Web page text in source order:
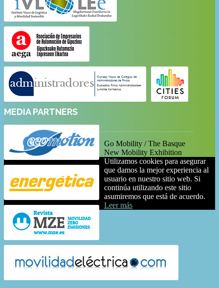
MEDIA PARTNERS
Go Mobility / The Basque
New Mobility Exhibition
Utilizamos cookies para asegurar
que damos la mejor experiencia al
usuario en nuestro sitio web. Si
continúa utilizando este sitio
asumiremos que está de acuerdo.
Leer más